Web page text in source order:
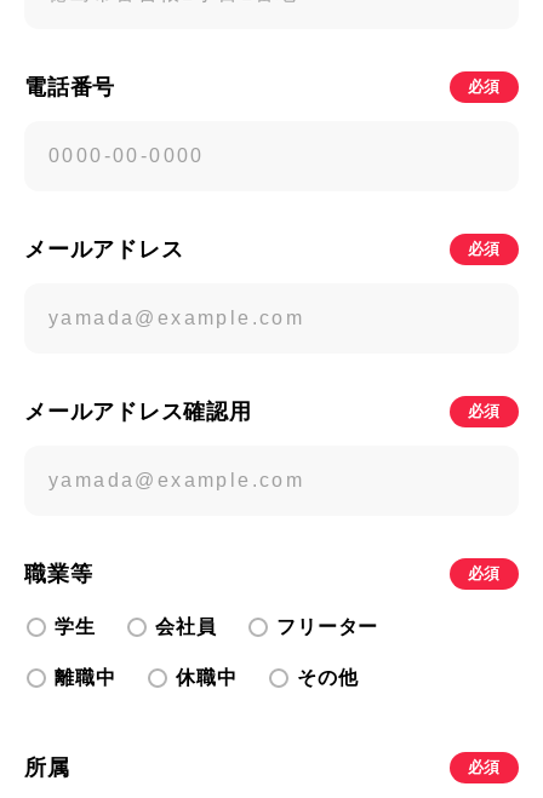
電話番号 必須
メールアドレス 必須
メールアドレス確認用 必須
職業等 必須
学生 会社員 フリーター
離職中 休職中 その他
所属 必須